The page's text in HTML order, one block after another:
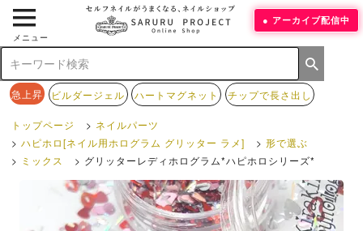
メニュー
急上昇 ビルダージェル ハートマグネット チップで長さ出し
アーカイブ配信中
トップページ
ネイルパーツ
ハピホロ[ネイル用ホログラム グリッター ラメ]
形で選ぶ
ミックス
グリッターレディホログラム*ハピホロシリーズ*